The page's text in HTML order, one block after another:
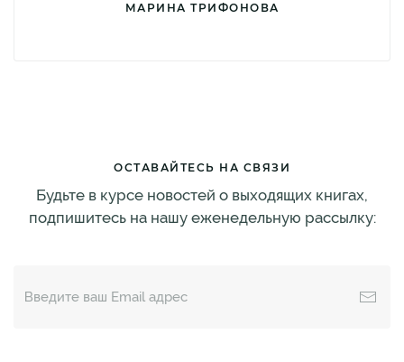
МАРИНА ТРИФОНОВА
ОСТАВАЙТЕСЬ НА СВЯЗИ
Будьте в курсе новостей о выходящих книгах,
подпишитесь на нашу еженедельную рассылку: